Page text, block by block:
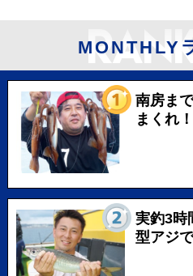
MONTHLY
南房ま
まくれ
実釣3
型アジ